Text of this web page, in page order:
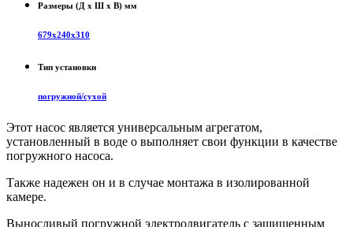
Размеры (Д х Ш х В) мм
679х240х310
Тип установки
погружной/сухой
Этот насос является универсальным агрегатом,
установленный в воде о выполняет свои функции в качестве
погружного насоса.
Также надежен он и в случае монтажа в изолированной
камере.
Выносливый погружной электродвигатель с защищенным